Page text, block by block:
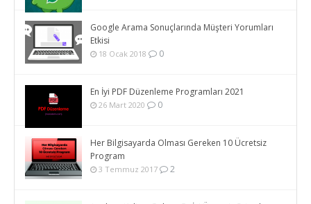
Google Arama Sonuçlarında Müşteri Yorumları
Etkisi
18 Ocak 2018 0
En İyi PDF Düzenleme Programları 2021
26 Mart 2020 0
Her Bilgisayarda Olması Gereken 10 Ücretsiz
Program
3 Temmuz 2017 2